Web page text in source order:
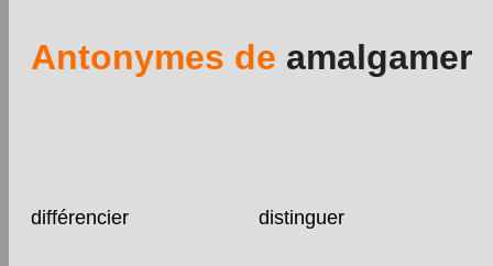
Antonymes de amalgamer
différencier distinguer